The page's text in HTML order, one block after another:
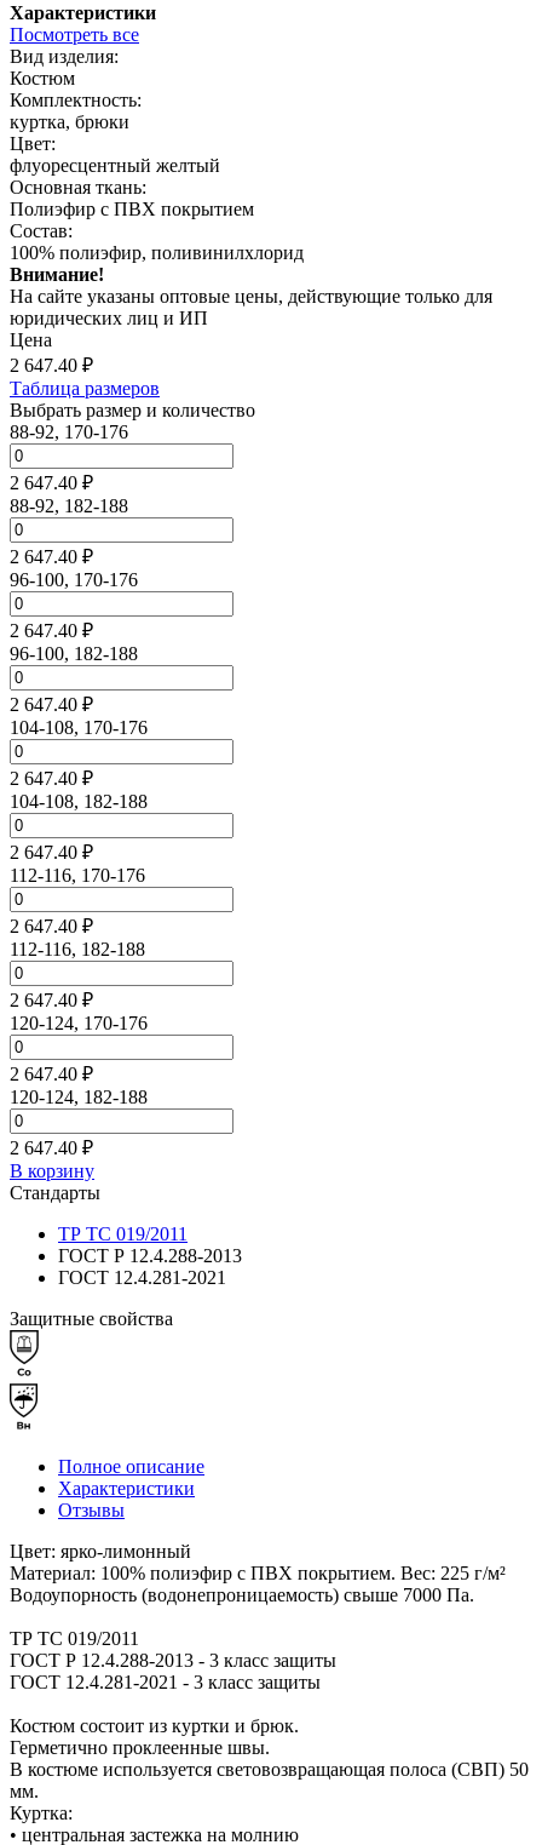
Характеристики
Посмотреть все
Вид изделия:
Костюм
Комплектность:
куртка, брюки
Цвет:
флуоресцентный желтый
Основная ткань:
Полиэфир c ПВХ покрытием
Состав:
100% полиэфир, поливинилхлорид
Внимание!
На сайте указаны оптовые цены, действующие только для
юридических лиц и ИП
Цена
2 647.40 ₽
Таблица размеров
Выбрать размер и количество
88-92, 170-176
2 647.40 ₽
88-92, 182-188
2 647.40 ₽
96-100, 170-176
2 647.40 ₽
96-100, 182-188
2 647.40 ₽
104-108, 170-176
2 647.40 ₽
104-108, 182-188
2 647.40 ₽
112-116, 170-176
2 647.40 ₽
112-116, 182-188
2 647.40 ₽
120-124, 170-176
2 647.40 ₽
120-124, 182-188
2 647.40 ₽
В корзину
Стандарты
ТР ТС 019/2011
ГОСТ Р 12.4.288-2013
ГОСТ 12.4.281-2021
Защитные свойства
Полное описание
Характеристики
Отзывы
Цвет: ярко-лимонный
Материал: 100% полиэфир с ПВХ покрытием. Вес: 225 г/м²
Водоупорность (водонепроницаемость) свыше 7000 Па.
ТР ТС 019/2011
ГОСТ Р 12.4.288-2013 - 3 класс защиты
ГОСТ 12.4.281-2021 - 3 класс защиты
Костюм состоит из куртки и брюк.
Герметично проклеенные швы.
В костюме используется световозвращающая полоса (СВП) 50
мм.
Куртка:
• центральная застежка на молнию